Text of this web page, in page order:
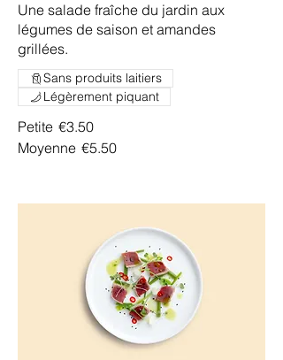
Une salade fraîche du jardin aux
légumes de saison et amandes
grillées.
Petite €3.50
Moyenne €5.50
Sans produits laitiers
Légèrement piquant